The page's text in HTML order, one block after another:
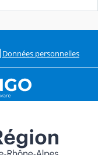
Données personnelles